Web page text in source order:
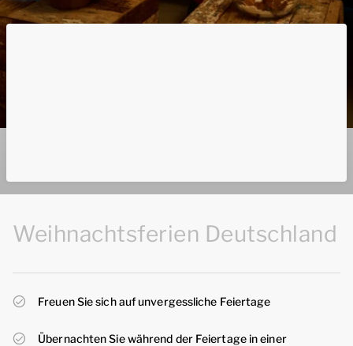
Weihnachtsferien Deutschland
Freuen Sie sich auf unvergessliche Feiertage
Übernachten Sie während der Feiertage in einer